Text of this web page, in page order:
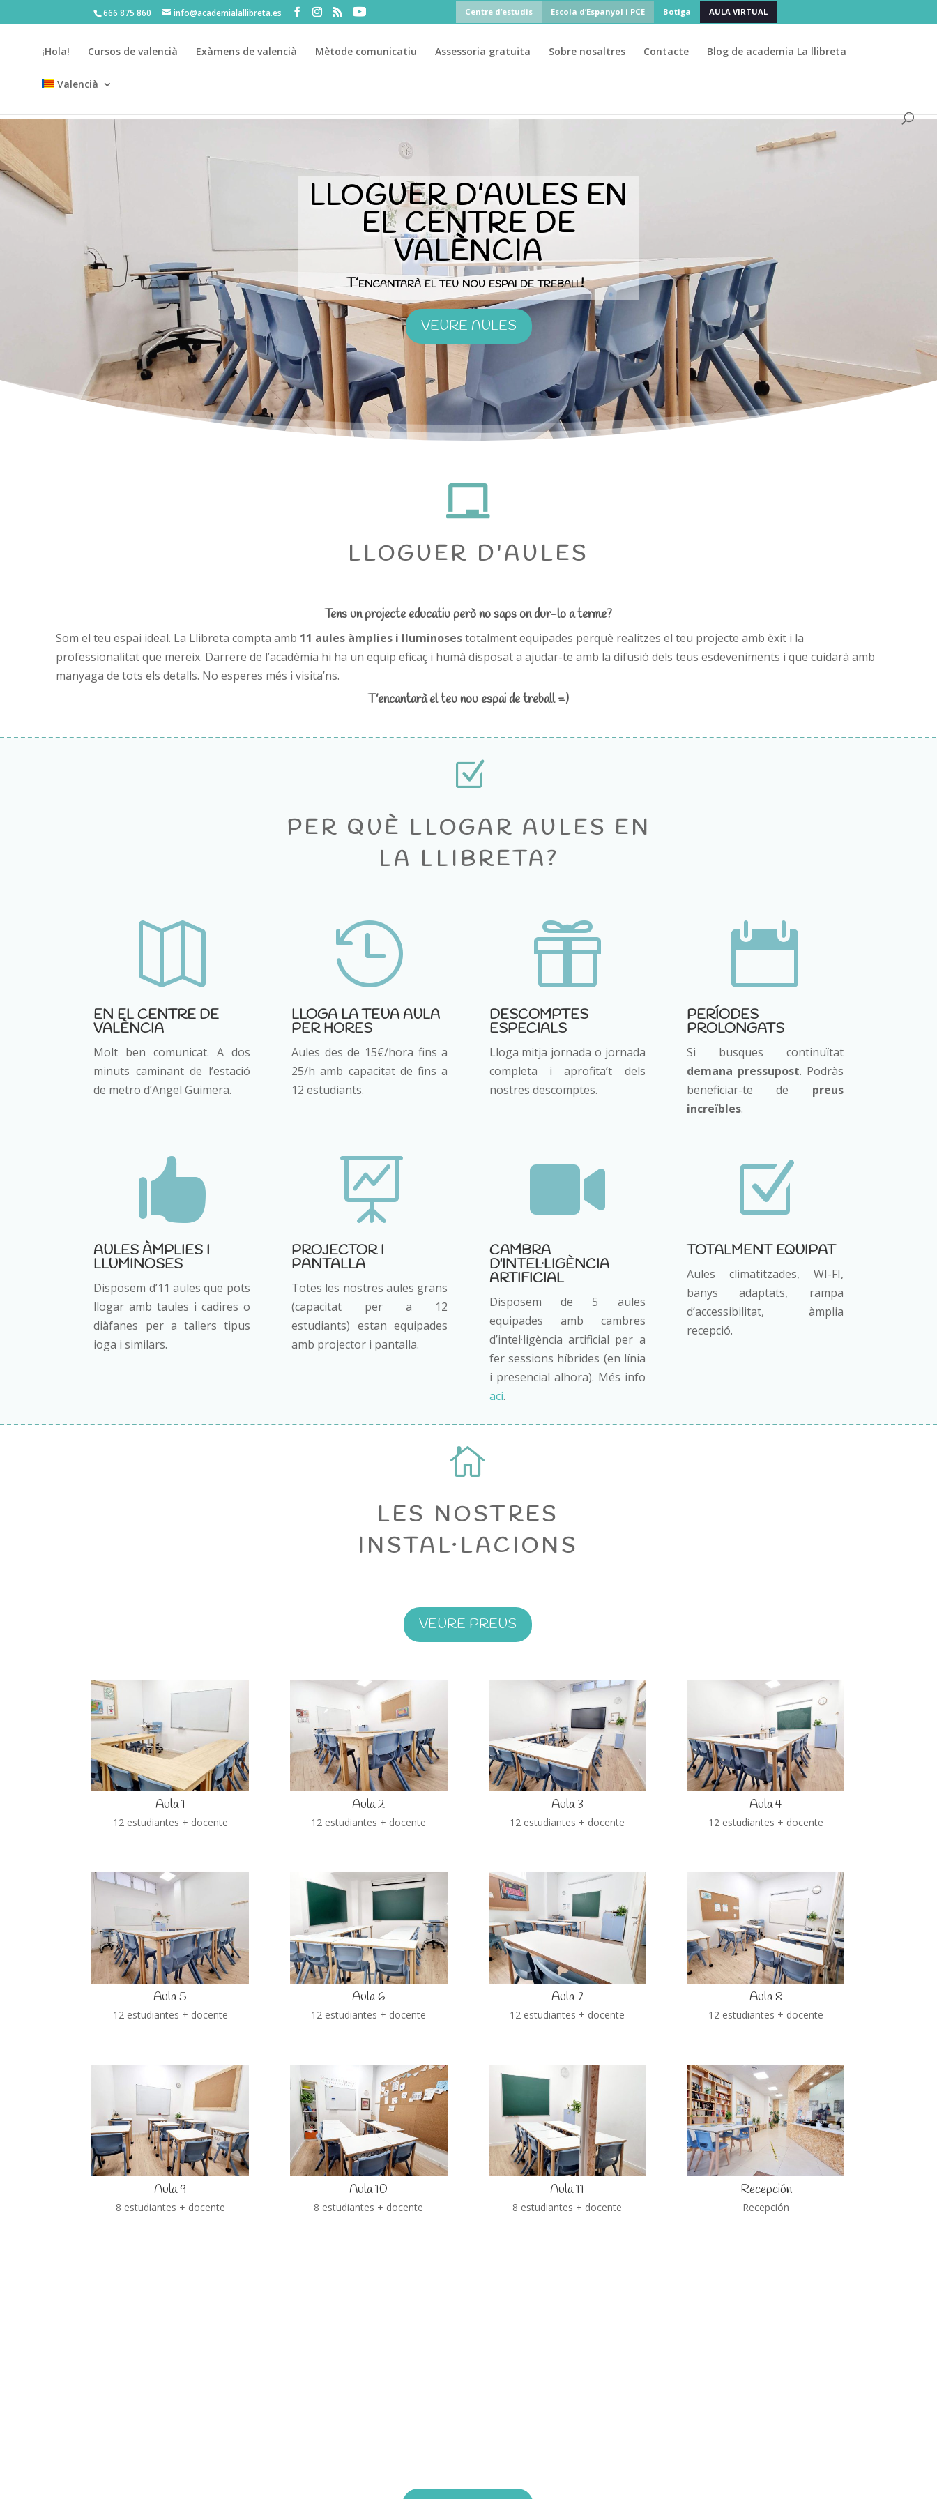
666 875 860 info@academialallibreta.es Centre d’estudis Escola d’Espanyol i PCE Botiga AULA VIRTUAL
¡Hola! Cursos de valencià Exàmens de valencià Mètode comunicatiu Assessoria gratuïta Sobre nosaltres Contacte Blog de academia La llibreta
Valencià
LLOGUER D’AULES EN
EL CENTRE DE
VALÈNCIA
T’encantarà el teu nou espai de treball!
VEURE AULES

LLOGUER D'AULES
Tens un projecte educatiu però no saps on dur-lo a terme?
Som el teu espai ideal. La Llibreta compta amb 11 aules àmplies i lluminosestotalment equipades perquè realitzes el teu projecte amb èxit i la
professionalitat que mereix. Darrere de l’acadèmia hi ha un equip eficaç i humà disposat a ajudar-te amb la difusió dels teus esdeveniments i que cuidarà amb
manyaga de tots els detalls. No esperes més i visita’ns.
T’encantarà el teu nou espai de treball =)
Z
PER QUÈ LLOGAR AULES EN
LA LLIBRETA?

EN EL CENTRE DE
VALÈNCIA
Molt ben comunicat. A dos
minuts caminant de l’estació
de metro d’Angel Guimera.

LLOGA LA TEUA AULA
PER HORES
Aules des de 15€/hora fins a
25/h amb capacitat de fins a
12 estudiants.

DESCOMPTES
ESPECIALS
Lloga mitja jornada o jornada
completa i aprofita’t dels
nostres descomptes.

PERÍODES
PROLONGATS
Si busques continuïtat
demana pressupost. Podràs
beneficiar-te de preus
increïbles.

AULES ÀMPLIES I
LLUMINOSES
Disposem d’11 aules que pots
llogar amb taules i cadires o
diàfanes per a tallers tipus
ioga i similars.

PROJECTOR I
PANTALLA
Totes les nostres aules grans
(capacitat per a 12
estudiants) estan equipades
amb projector i pantalla.

CAMBRA
D'INTEL·LIGÈNCIA
ARTIFICIAL
Disposem de 5 aules
equipades amb cambres
d’intel·ligència artificial per a
fer sessions híbrides (en línia
i presencial alhora). Més info
ací.
Z
TOTALMENT EQUIPAT
Aules climatitzades, WI-FI,
banys adaptats, rampa
d’accessibilitat, àmplia
recepció.

LES NOSTRES
INSTAL·LACIONS
VEURE PREUS
Aula 1
12 estudiantes + docente
Aula 2
12 estudiantes + docente
Aula 3
12 estudiantes + docente
Aula 4
12 estudiantes + docente
Aula 5
12 estudiantes + docente
Aula 6
12 estudiantes + docente
Aula 7
12 estudiantes + docente
Aula 8
12 estudiantes + docente
Aula 9
8 estudiantes + docente
Aula 10
8 estudiantes + docente
Aula 11
8 estudiantes + docente
Recepción
Recepción